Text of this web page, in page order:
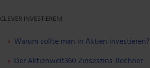
CLEVER INVESTIEREN!
Warum sollte man in Aktien investieren?
Der Aktienwelt360 Zinseszins-Rechner